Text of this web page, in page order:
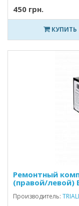
450 грн.
КУПИТЬ
Ремонтный
(правой/левой)
Производитель: